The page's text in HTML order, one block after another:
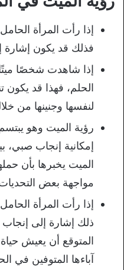
إذا رأت المرأة
فذلك قد يكون إشارة
إذا شاهدت شخصًا
الحلم، فهذا قد يكون
لنفسها وجنينها من
رؤية الميت وهو
إمكانية إنجاب صبي،
الميت يخبرها بأن
مواجهة بعض
إذا رأت المرأة
ذلك إشارة إلى
المتوقع أن يعيش
آباءها المتوفين في